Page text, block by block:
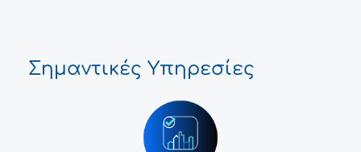
Σημαντικές Υπηρεσίες